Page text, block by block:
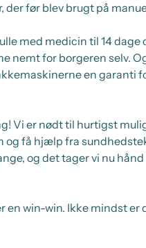
før blev brugt på
med medicin til 14
nemt for borgeren selv.
en garanti
Vi er nødt til hurtigst
og få hjælp fra
og det tager vi nu
en win-win. Ikke mindst